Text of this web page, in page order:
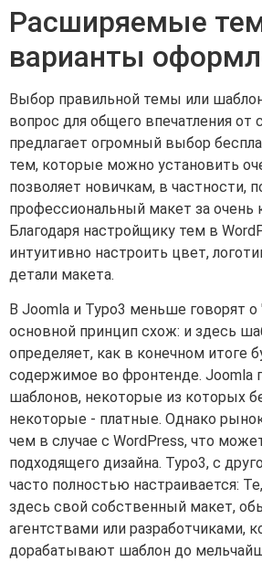
Расширяемые
варианты
Выбор правильной темы или
вопрос для общего впечатления от
предлагает огромный выбор
тем, которые можно установить
позволяет новичкам, в частности,
профессиональный макет за очень
Благодаря настройщику тем в
интуитивно настроить цвет,
детали макета.
В Joomla и Typo3 меньше говорят о
основной принцип схож: и здесь
определяет, как в конечном итоге
содержимое во фронтенде. Joomla
шаблонов, некоторые из которых
некоторые - платные. Однако
чем в случае с WordPress, что
подходящего дизайна. Typo3, с
часто полностью настраивается:
здесь свой собственный макет,
агентствами или разработчиками,
дорабатывают шаблон до